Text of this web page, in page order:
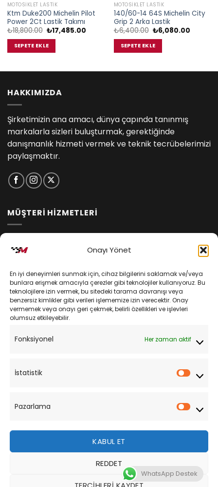
Onayı Yönet
En iyi deneyimleri sunmak için, cihaz bilgilerini saklamak ve/veya
bunlara erişmek amacıyla çerezler gibi teknolojiler kullanıyoruz. Bu
teknolojilere izin vermek, bu sitedeki tarama davranışı veya
benzersiz kimlikler gibi verileri işlememize izin verecektir. Onay
vermemek veya onayı geri çekmek, belirli özellikleri ve işlevleri
olumsuz etkileyebilir.
Fonksiyonel Her zaman aktif
İstatistik
Pazarlama
KABUL ET
REDDET
MOTOSIKLET LASTIK
Ktm Duke200 Michelin Pilot
Power 2Ct Lastik Takımı
₺18,800.00 Orijinal
fiyat:
₺18,800.00.
₺17,485.00Şu
₺17,485.00.
SEPETE EKLE
MOTOSIKLET LASTIK
140/60-14 64S Michelin City
Grip 2 Arka Lastik
₺6,400.00 Orijinal
fiyat:
₺6,400.00.
₺6,080.00Şu
SEPETE EKLE
HAKKIMIZDA
Şirketimizin ana amacı, dünya çapında tanınmış
markalarla sizleri buluşturmak, gerektiğinde
danışmanlık hizmeti vermek ve teknik tecrübelerimizi
paylaşmaktır.
MÜŞTERİ HİZMETLERİ
Kişisel Verilerin Korunması
Mesafeli Satış Sözleşmesi
Sipariş Takibi
Bu site, size daha iyi bir tarama deneyimi sunmak için
çerezler kullanmaktadır. Bu web sitesinde gezinerek,
WhatsApp Destek